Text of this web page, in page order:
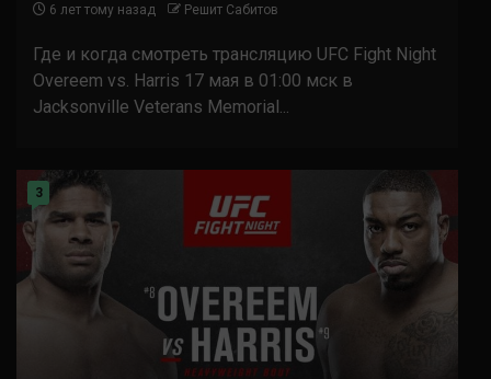
6 лет тому назад Решит Сабитов
Где и когда смотреть трансляцию UFC Fight Night
Overeem vs. Harris 17 мая в 01:00 мск в
Jacksonville Veterans Memorial...
3